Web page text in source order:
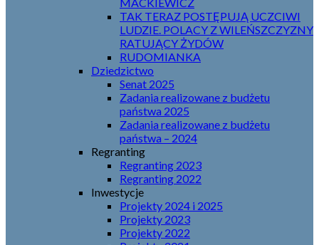
TAK TERAZ POSTĘPUJĄ UCZCIWI
LUDZIE. POLACY Z WILEŃSZCZYZNY
RATUJĄCY ŻYDÓW
RUDOMIANKA
Dziedzictwo
Senat 2025
Zadania realizowane z budżetu
państwa 2025
Zadania realizowane z budżetu
państwa – 2024
Regranting
Regranting 2023
Regranting 2022
Inwestycje
Projekty 2024 i 2025
Projekty 2023
Projekty 2022